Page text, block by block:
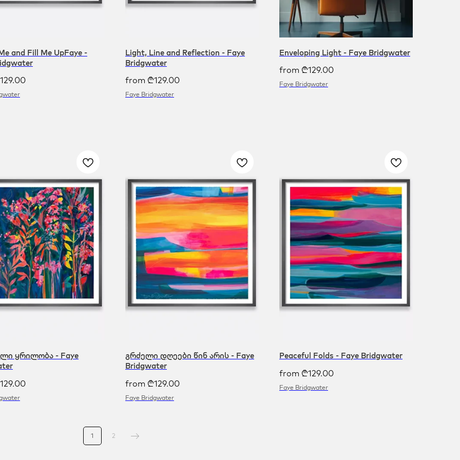
and Fill Me UpFaye -
129.00
Light, Line and Reflection - Faye
Bridgwater
from ₾129.00
Faye Bridgwater
Enveloping Light - Faye Bridgwater
from ₾129.00
Faye Bridgwater
ყრილობა - Faye
129.00
გრძელი დღეები წინ არის - Faye
Bridgwater
from ₾129.00
Faye Bridgwater
Peaceful Folds - Faye Bridgwater
from ₾129.00
Faye Bridgwater
1 2